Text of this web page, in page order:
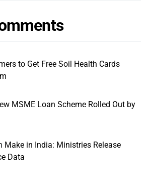
to Get Free Soil Health Cards
MSME Loan Scheme Rolled Out by
Make in India: Ministries Release
Data